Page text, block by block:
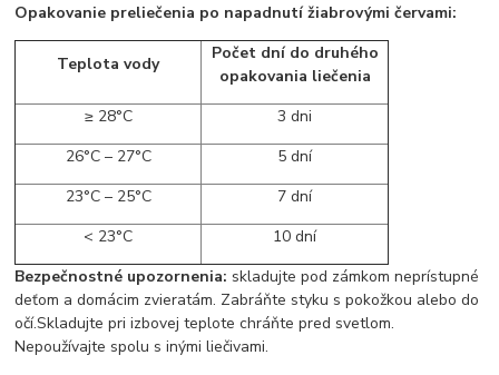
Opakovanie preliečenia po napadnutí žiabrovými červami:
Teplota vody
Počet dní do druhého
opakovania liečenia
≥ 28°C
3 dni
26°C – 27°C
5 dní
23°C – 25°C
7 dní
< 23°C
10 dní
Bezpečnostné upozornenia: skladujte pod zámkom neprístupné
deťom a domácim zvieratám. Zabráňte styku s pokožkou alebo do
očí.Skladujte pri izbovej teplote chráňte pred svetlom.
Nepoužívajte spolu s inými liečivami.